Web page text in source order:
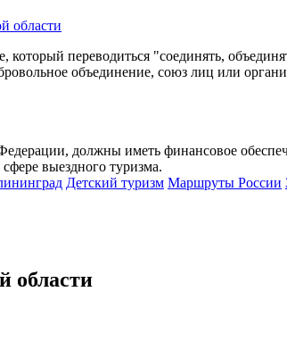
области
который переводиться "соединять,
объединение, союз лиц или
должны иметь финансовое
выездного туризма.
Детский туризм Маршруты России
области